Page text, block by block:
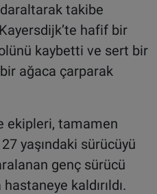
takibe
hafif bir
kaybetti ve sert bir
ağaca çarparak
ekipleri, tamamen
yaşındaki sürücüyü
genç sürücü
kaldırıldı.